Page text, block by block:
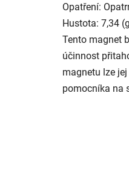
Opatření:
Hustota: 7,34
Tento magnet
účinnost
magnetu lze
pomocníka na